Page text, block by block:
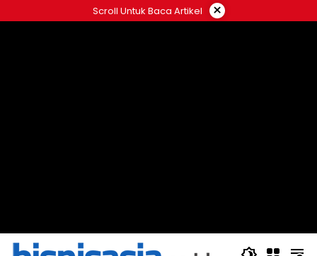
ke
Scroll Untuk Baca Artikel ×